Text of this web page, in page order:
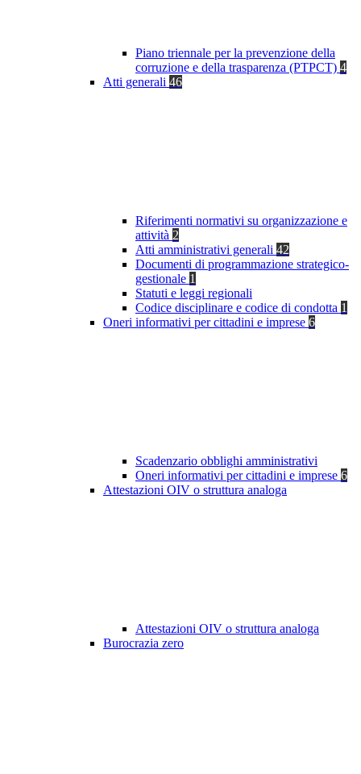
Piano triennale per la prevenzione della
corruzione e della trasparenza (PTPCT) 4
Atti generali 46
Riferimenti normativi su organizzazione e
attività 2
Atti amministrativi generali 42
Documenti di programmazione strategico-
gestionale 1
Statuti e leggi regionali
Codice disciplinare e codice di condotta 1
Oneri informativi per cittadini e imprese 6
Scadenzario obblighi amministrativi
Oneri informativi per cittadini e imprese 6
Attestazioni OIV o struttura analoga
Attestazioni OIV o struttura analoga
Burocrazia zero